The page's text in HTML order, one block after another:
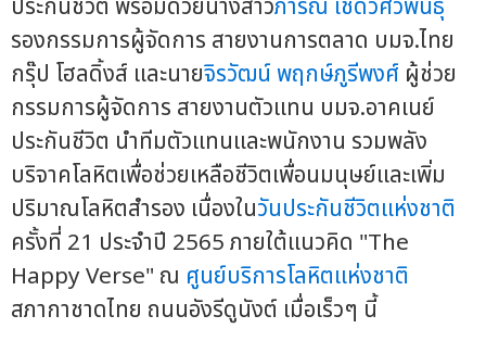
ประกันชีวิต พร้อมด้วยนางสาวภารณี เชิดวิศวพันธุ์
รองกรรมการผู้จัดการ สายงานการตลาด บมจ.ไทย
กรุ๊ป โฮลดิ้งส์ และนายจิรวัฒน์ พฤกษ์ภูรีพงศ์ ผู้ช่วย
กรรมการผู้จัดการ สายงานตัวแทน บมจ.อาคเนย์
ประกันชีวิต นำทีมตัวแทนและพนักงาน รวมพลัง
บริจาคโลหิตเพื่อช่วยเหลือชีวิตเพื่อนมนุษย์และเพิ่ม
ปริมาณโลหิตสำรอง เนื่องในวันประกันชีวิตแห่งชาติ
ครั้งที่ 21 ประจำปี 2565 ภายใต้แนวคิด "The
Happy Verse" ณ ศูนย์บริการโลหิตแห่งชาติ
สภากาชาดไทย ถนนอังรีดูนังต์ เมื่อเร็วๆ นี้